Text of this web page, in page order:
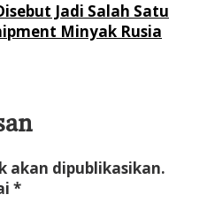
Jadi Salah Satu
Minyak Rusia
akan dipublikasikan.
*